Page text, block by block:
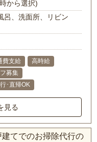
から選択)
呂、洗面所、リビン
費支給
高時給
募集
･直帰OK
見る
てでのお掃除代行の